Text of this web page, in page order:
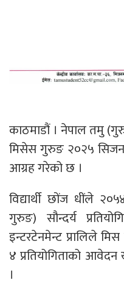
काठमाडौं । नेपाल तमु
मिसेस गुरुङ २०२५ सिजन
आग्रह गरेको छ ।
विद्यार्थी छोंज धींले
गुरुङ) सौन्दर्य
इन्टरटेनमेन्ट प्रालिले
४ प्रतियोगिताको
।